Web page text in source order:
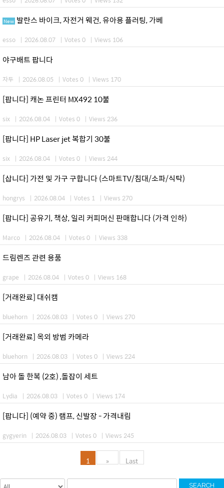
New 발란스 바이크, 자전거 웨건, 유아용 플러팅, 가베
esso | 2026.08.07 | Votes 0 | Views 106
야구배트 팝니다
자두 | 2026.08.05 | Votes 0 | Views 170
[팝니다] 캐논 프린터 MX492 10불
six | 2026.08.04 | Votes 0 | Views 236
[팝니다] HP Laser jet 복합기 30불
six | 2026.08.04 | Votes 0 | Views 244
[삽니다] 가전 및 가구 구합니다 (스마트TV/침대/소파/식탁)
hongrys | 2026.08.04 | Votes 1 | Views 270
[팝니다] 공유기, 책상, 일리 커피머신 판매합니다 (가격 인하)
Marco | 2026.08.04 | Votes 0 | Views 338
드림렌즈 관련 용품
grape | 2026.08.04 | Votes 0 | Views 168
[거래완료] 대쉬캠
bluehorn | 2026.08.03 | Votes 0 | Views 270
[거래완료] 옥외 방범 카메라
bluehorn | 2026.08.03 | Votes 0 | Views 224
남아 돌 한복 (2호) ,돌잡이 세트
Lydia | 2026.08.03 | Votes 0 | Views 174
[팝니다] (예약 중) 램프, 신발장 - 가격내림
gygyerin | 2026.08.03 | Votes 0 | Views 245
1 » Last
SEARCH